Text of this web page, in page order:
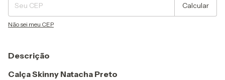
Calcular
Não sei meu CEP
Descrição
Calça Skinny Natacha Preto